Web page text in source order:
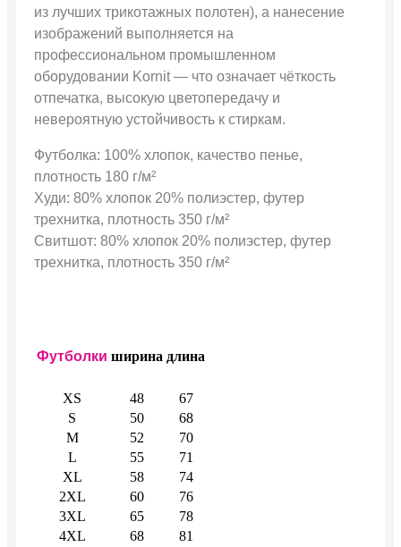
из лучших трикотажных полотен), а нанесение
изображений выполняется на
профессиональном промышленном
оборудовании Kornit — что означает чёткость
отпечатка, высокую цветопередачу и
невероятную устойчивость к стиркам.
Футболка: 100% хлопок, качество пенье,
плотность 180 г/м²
Худи: 80% хлопок 20% полиэстер, футер
трехнитка, плотность 350 г/м²
Свитшот: 80% хлопок 20% полиэстер, футер
трехнитка, плотность 350 г/м²
Футболки ширина длина
XS 48
67
S
50
68
M
52
70
L
55
71
XL
58
74
2XL
60
76
3XL
65
78
4XL
68
81